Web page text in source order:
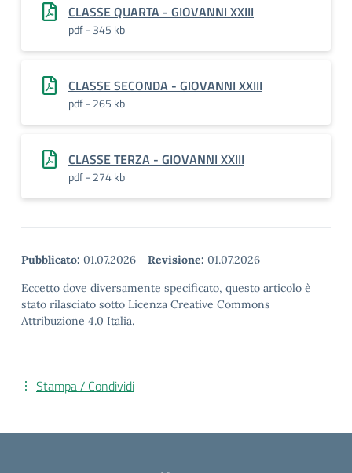
CLASSE QUARTA - GIOVANNI XXIII
pdf - 345 kb
CLASSE SECONDA - GIOVANNI XXIII
pdf - 265 kb
CLASSE TERZA - GIOVANNI XXIII
pdf - 274 kb
Pubblicato: 01.07.2026 - Revisione: 01.07.2026
Eccetto dove diversamente specificato, questo articolo è
stato rilasciato sotto Licenza Creative Commons
Attribuzione 4.0 Italia.
Stampa / Condividi